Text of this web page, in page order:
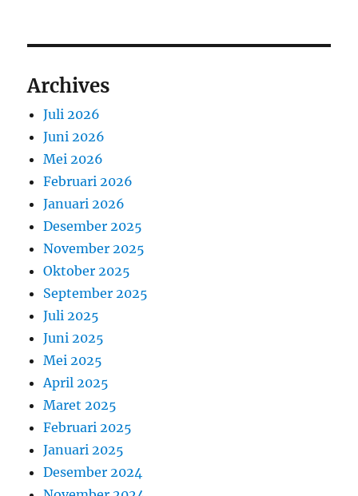
Archives
Juli 2026
Juni 2026
Mei 2026
Februari 2026
Januari 2026
Desember 2025
November 2025
Oktober 2025
September 2025
Juli 2025
Juni 2025
Mei 2025
April 2025
Maret 2025
Februari 2025
Januari 2025
Desember 2024